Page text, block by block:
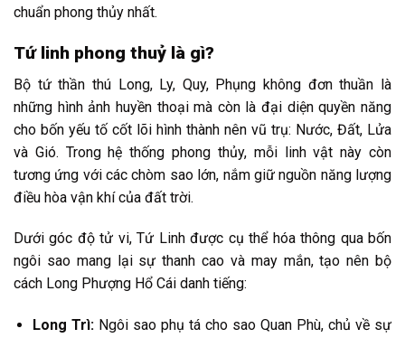
chuẩn phong thủy nhất.
Tứ linh phong thuỷ là gì?
Bộ tứ thần thú Long, Ly, Quy, Phụng không đơn thuần là
những hình ảnh huyền thoại mà còn là đại diện quyền năng
cho bốn yếu tố cốt lõi hình thành nên vũ trụ: Nước, Đất, Lửa
và Gió. Trong hệ thống phong thủy, mỗi linh vật này còn
tương ứng với các chòm sao lớn, nắm giữ nguồn năng lượng
điều hòa vận khí của đất trời.
Dưới góc độ tử vi, Tứ Linh được cụ thể hóa thông qua bốn
ngôi sao mang lại sự thanh cao và may mắn, tạo nên bộ
cách Long Phượng Hổ Cái danh tiếng:
Long Trì:Ngôi sao phụ tá cho sao Quan Phù, chủ về sự